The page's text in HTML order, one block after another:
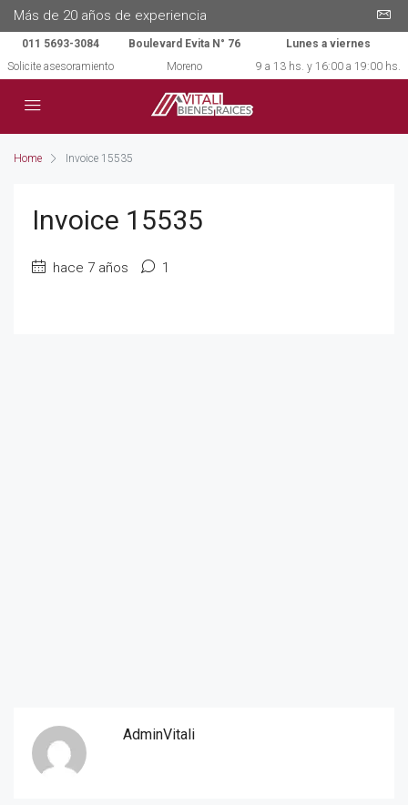
Más de 20 años de experiencia
011 5693-3084
Solicite asesoramiento
Boulevard Evita N° 76
Moreno
Lunes a viernes
9 a 13 hs. y 16:00 a 19:00 hs.
Home Invoice 15535
Invoice 15535
hace 7 años 1
AdminVitali